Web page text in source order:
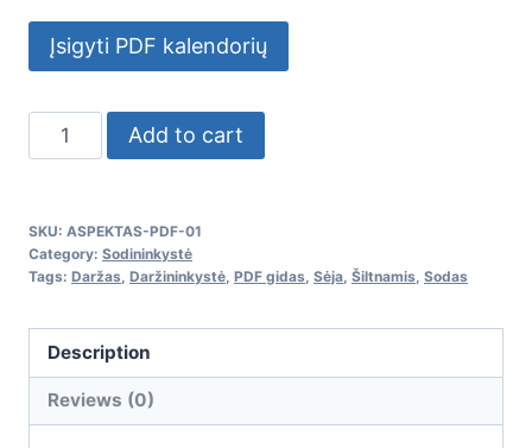
Įsigyti PDF kalendorių
Daržo
ir
darbų
kalendorius
Lietuvai
Add to cart
SKU: ASPEKTAS-PDF-01
Category: Sodininkystė
Tags: Daržas, Daržininkystė, PDF gidas, Sėja, Šiltnamis, Sodas
Description
Reviews (0)